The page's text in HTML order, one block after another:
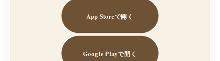
App Storeで開く
Google Playで開く